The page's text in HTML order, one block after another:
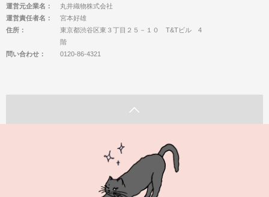
運営元企業名：
丸井織物株式会社
運営責任者名：
宮本好雄
住所：
東京都渋谷区東３丁目２５－１０ T&Tビル 4
階
問い合わせ：
0120-86-4321